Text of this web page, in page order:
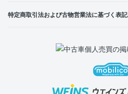
特定商取引法および古物営業法に基づく表記